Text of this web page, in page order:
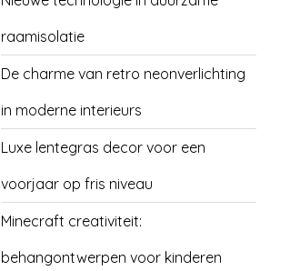
raamisolatie
De charme van retro neonverlichting
in moderne interieurs
Luxe lentegras decor voor een
voorjaar op fris niveau
Minecraft creativiteit:
behangontwerpen voor kinderen